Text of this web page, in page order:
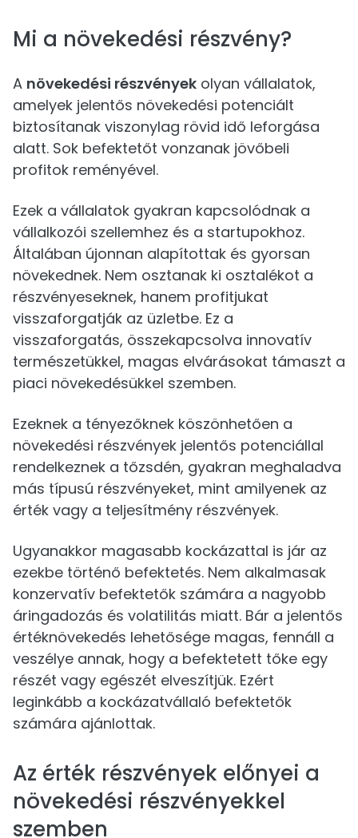
Mi a növekedési részvény?
A növekedési részvények olyan vállalatok,
amelyek jelentős növekedési potenciált
biztosítanak viszonylag rövid idő leforgása
alatt. Sok befektetőt vonzanak jövőbeli
profitok reményével.
Ezek a vállalatok gyakran kapcsolódnak a
vállalkozói szellemhez és a startupokhoz.
Általában újonnan alapítottak és gyorsan
növekednek. Nem osztanak ki osztalékot a
részvényeseknek, hanem profitjukat
visszaforgatják az üzletbe. Ez a
visszaforgatás, összekapcsolva innovatív
természetükkel, magas elvárásokat támaszt a
piaci növekedésükkel szemben.
Ezeknek a tényezőknek köszönhetően a
növekedési részvények jelentős potenciállal
rendelkeznek a tőzsdén, gyakran meghaladva
más típusú részvényeket, mint amilyenek az
érték vagy a teljesítmény részvények.
Ugyanakkor magasabb kockázattal is jár az
ezekbe történő befektetés. Nem alkalmasak
konzervatív befektetők számára a nagyobb
áringadozás és volatilitás miatt. Bár a jelentős
értéknövekedés lehetősége magas, fennáll a
veszélye annak, hogy a befektetett tőke egy
részét vagy egészét elveszítjük. Ezért
leginkább a kockázatvállaló befektetők
számára ajánlottak.
Az érték részvények előnyei a
növekedési részvényekkel
szemben